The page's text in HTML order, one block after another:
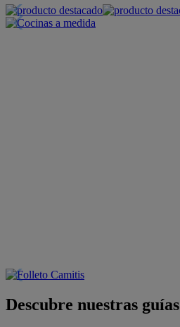
Descubre nuestras guías